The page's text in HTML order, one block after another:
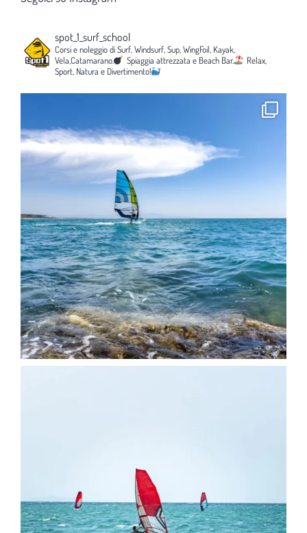
spot_1_surf_school
Corsi e noleggio di Surf, Windsurf, Sup, WingFoil, Kayak,
Vela,Catamarano.
Spiaggia attrezzata e Beach Bar.
Relax,
Sport, Natura e Divertimento!